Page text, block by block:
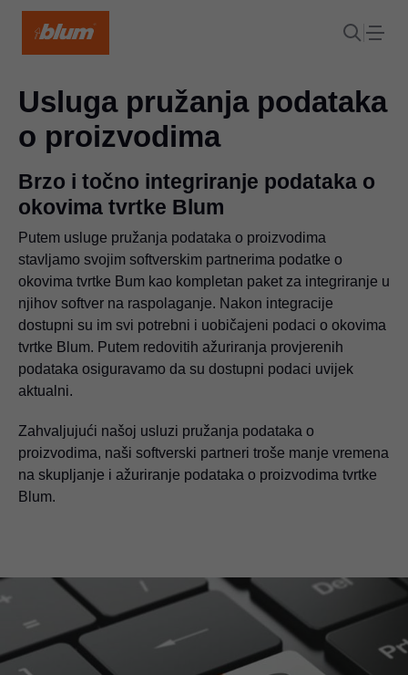
Usluga pružanja podataka
o proizvodima
Brzo i točno integriranje podataka o
okovima tvrtke Blum
Putem usluge pružanja podataka o proizvodima
stavljamo svojim softverskim partnerima podatke o
okovima tvrtke Bum kao kompletan paket za integriranje u
njihov softver na raspolaganje. Nakon integracije
dostupni su im svi potrebni i uobičajeni podaci o okovima
tvrtke Blum. Putem redovitih ažuriranja provjerenih
podataka osiguravamo da su dostupni podaci uvijek
aktualni.
Zahvaljujući našoj usluzi pružanja podataka o
proizvodima, naši softverski partneri troše manje vremena
na skupljanje i ažuriranje podataka o proizvodima tvrtke
Blum.